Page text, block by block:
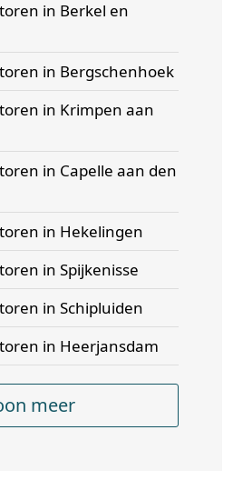
in Berkel en
in Bergschenhoek
in Krimpen aan
in Capelle aan den
in Hekelingen
in Spijkenisse
in Schipluiden
in Heerjansdam
meer